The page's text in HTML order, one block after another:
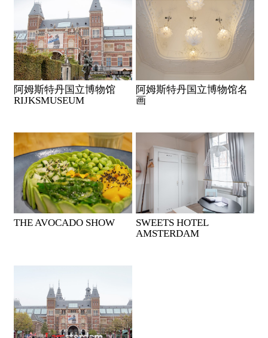
阿姆斯特丹国立博物馆
RIJKSMUSEUM
阿姆斯特丹国立博物馆名
画
THE AVOCADO SHOW
SWEETS HOTEL
AMSTERDAM